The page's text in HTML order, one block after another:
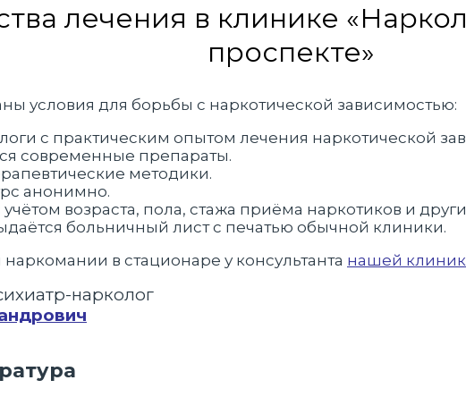
лечения в клинике
проспекте»
условия для борьбы с наркотической зависимостью:
с практическим опытом лечения наркотической
современные препараты.
методики.
анонимно.
возраста, пола, стажа приёма наркотиков и
больничный лист с печатью обычной клиники.
в стационаре у консультанта нашей
нарколог